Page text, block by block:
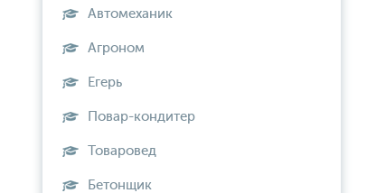
Автомеханик
Агроном
Егерь
Повар-кондитер
Товаровед
Бетонщик